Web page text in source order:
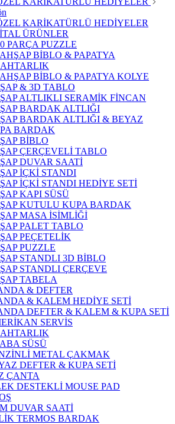
KARİKATÜRLÜ HEDİYELER
ÜRÜNLER
PARÇA PUZZLE
BİBLO & PAPATYA
BİBLO & PAPATYA KOLYE
& 3D TABLO
ALTLIKLI SERAMİK FİNCAN
BARDAK ALTLIĞI
BARDAK ALTLIĞI & BEYAZ
BARDAK
BİBLO
ÇERÇEVELİ TABLO
DUVAR SAATİ
İÇKİ STANDI
İÇKİ STANDI HEDİYE SETİ
KAPI SÜSÜ
KUTULU KUPA BARDAK
MASA İSİMLİĞİ
PALET TABLO
PEÇETELİK
PUZZLE
STANDLI 3D BİBLO
STANDLI ÇERÇEVE
TABELA
& DEFTER
& KALEM HEDİYE SETİ
DEFTER & KALEM & KUPA SETİ
SERVİS
SÜSÜ
METAL ÇAKMAK
DEFTER & KUPA SETİ
ÇANTA
DESTEKLİ MOUSE PAD
DUVAR SAATİ
TERMOS BARDAK